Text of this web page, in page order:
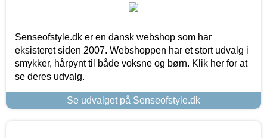
Senseofstyle.dk er en dansk webshop som har
eksisteret siden 2007. Webshoppen har et stort udvalg i
smykker, hårpynt til både voksne og børn. Klik her for at
se deres udvalg.
Se udvalget på Senseofstyle.dk